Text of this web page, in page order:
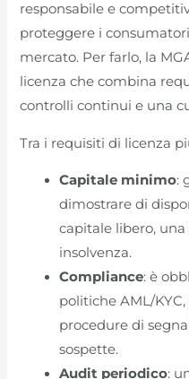
responsabile e
proteggere i
mercato. Per farlo, la
licenza che combina
controlli continui e una
Tra i requisiti di licenza
Capitale minimo:
dimostrare di
capitale libero,
insolvenza.
Compliance: è
politiche AML/
procedure di
sospette.
Audit periodico: